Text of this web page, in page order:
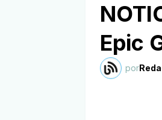
Epic
por